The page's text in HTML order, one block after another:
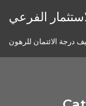
الفرعي
درجة الائتمان للرهون